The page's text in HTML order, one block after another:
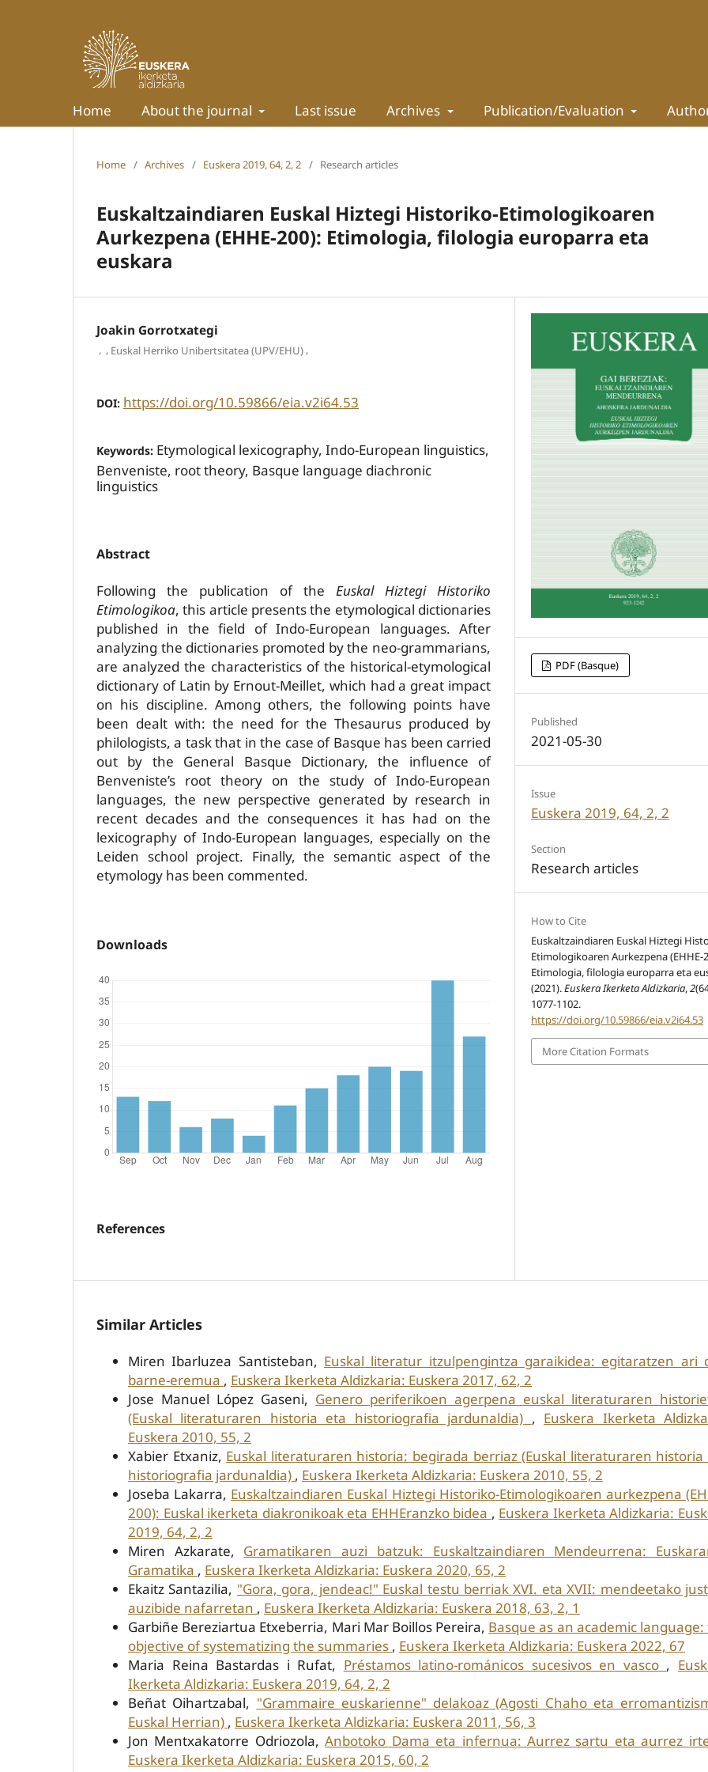
Home About the journal Last issue Archives Publication/Evaluation
Home / Archives / Euskera 2019, 64, 2, 2 / Research articles
Euskaltzaindiaren Euskal Hiztegi Historiko-Etimologikoaren
Aurkezpena (EHHE-200): Etimologia, filologia europarra eta
euskara
Joakin Gorrotxategi
, , Euskal Herriko Unibertsitatea (UPV/EHU) ,
DOI: https://doi.org/10.59866/eia.v2i64.53
Keywords: Etymological lexicography, Indo-European linguistics,
Benveniste, root theory, Basque language diachronic
linguistics
Abstract
Following the publication of the Euskal Hiztegi Historiko
Etimologikoa, this article presents the etymological dictionaries
published in the field of Indo-European languages. After
analyzing the dictionaries promoted by the neo-grammarians,
are analyzed the characteristics of the historical-etymological
dictionary of Latin by Ernout-Meillet, which had a great impact
on his discipline. Among others, the following points have
been dealt with: the need for the Thesaurus produced by
philologists, a task that in the case of Basque has been carried
out by the General Basque Dictionary, the influence of
Benveniste’s root theory on the study of Indo-European
languages, the new perspective generated by research in
recent decades and the consequences it has had on the
lexicography of Indo-European languages, especially on the
Leiden school project. Finally, the semantic aspect of the
etymology has been commented.
Downloads
References
PDF (Basque)
Published
2021-05-30
Issue
Euskera 2019, 64, 2, 2
Section
Research articles
How to Cite
Euskaltzaindiaren Euskal Hiztegi
Etimologikoaren Aurkezpena (EHHE-
Etimologia, filologia europarra eta
(2021).Euskera Ikerketa Aldizkaria,2
1077-1102.
https://doi.org/10.59866/eia.v2i64.53
More Citation Formats
Similar Articles
Miren Ibarluzea Santisteban, Euskal literatur itzulpengintza garaikidea: egitaratzen ari
barne-eremua , Euskera Ikerketa Aldizkaria: Euskera 2017, 62, 2
Jose Manuel López Gaseni, Genero periferikoen agerpena euskal literaturaren
(Euskal literaturaren historia eta historiografia jardunaldia) , Euskera Ikerketa
Euskera 2010, 55, 2
Xabier Etxaniz, Euskal literaturaren historia: begirada berriaz (Euskal literaturaren historia
historiografia jardunaldia) , Euskera Ikerketa Aldizkaria: Euskera 2010, 55, 2
Joseba Lakarra, Euskaltzaindiaren Euskal Hiztegi Historiko-Etimologikoaren aurkezpena
200): Euskal ikerketa diakronikoak eta EHHEranzko bidea , Euskera Ikerketa Aldizkaria:
2019, 64, 2, 2
Miren Azkarate, Gramatikaren auzi batzuk: Euskaltzaindiaren Mendeurrena:
Gramatika , Euskera Ikerketa Aldizkaria: Euskera 2020, 65, 2
Ekaitz Santazilia, "Gora, gora, jendeac!" Euskal testu berriak XVI. eta XVII: mendeetako
auzibide nafarretan , Euskera Ikerketa Aldizkaria: Euskera 2018, 63, 2, 1
Garbiñe Bereziartua Etxeberria, Mari Mar Boillos Pereira, Basque as an academic language:
objective of systematizing the summaries , Euskera Ikerketa Aldizkaria: Euskera 2022, 67
Maria Reina Bastardas i Rufat, Préstamos latino-románicos sucesivos en vasco ,
Ikerketa Aldizkaria: Euskera 2019, 64, 2, 2
Beñat Oihartzabal, "Grammaire euskarienne" delakoaz (Agosti Chaho eta
Euskal Herrian) , Euskera Ikerketa Aldizkaria: Euskera 2011, 56, 3
Jon Mentxakatorre Odriozola,Anbotoko Dama eta infernua: Aurrez sartu eta aurrez
Euskera Ikerketa Aldizkaria: Euskera 2015, 60, 2